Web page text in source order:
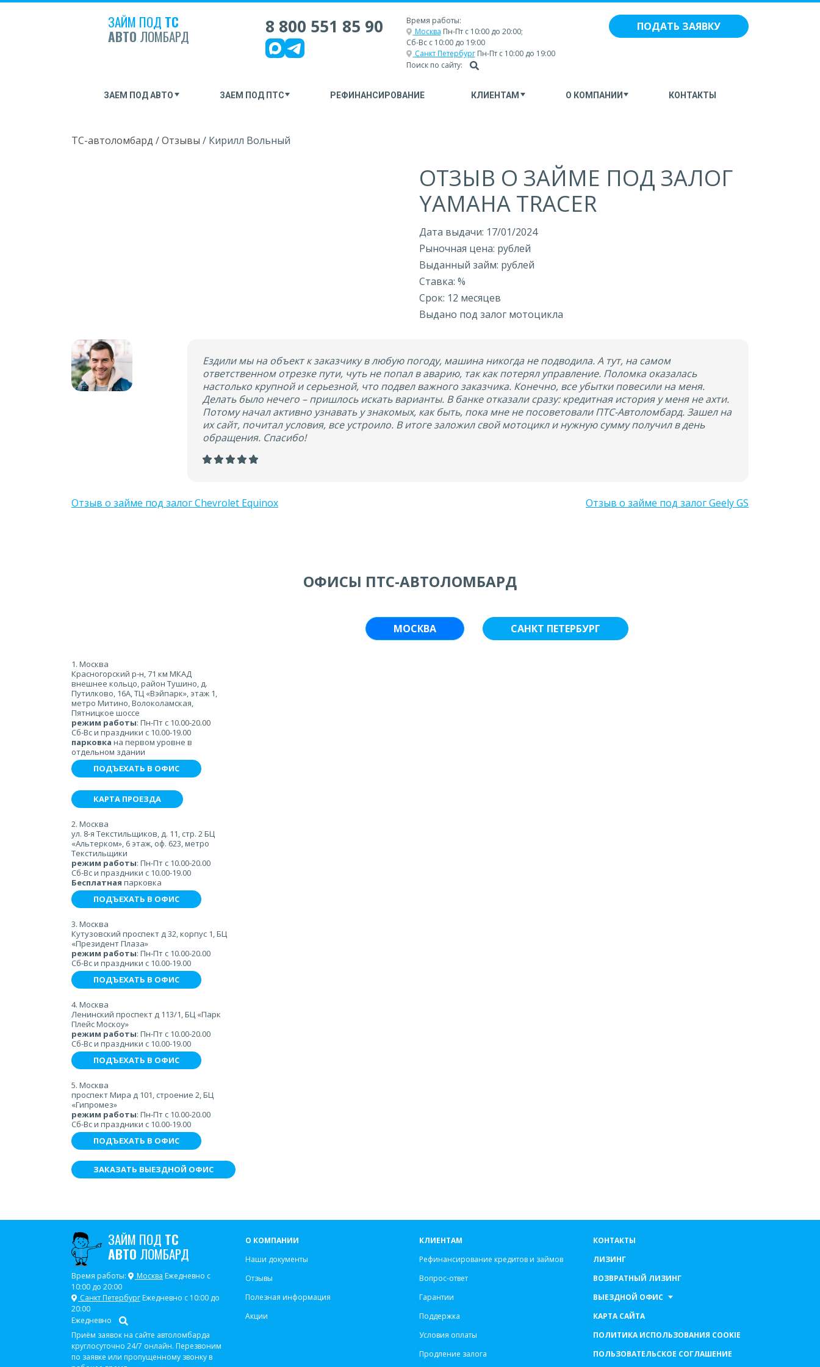
ЗАЙМ ПОД ТС
АВТО ЛОМБАРД 8 800 551 85 90
Время работы:
Москва Пн-Пт с 10:00 до 20:00;
Сб-Вс с 10:00 до 19:00
Санкт ПетербургПн-Пт с 10:00 до 19:00
Поиск по сайту:
ПОДАТЬ ЗАЯВКУ
ЗАЕМ ПОД АВТО ЗАЕМ ПОД ПТС РЕФИНАНСИРОВАНИЕ КЛИЕНТАМ О КОМПАНИИ КОНТАКТЫ
ТС-автоломбард /Отзывы / Кирилл Вольный
ОТЗЫВ О ЗАЙМЕ ПОД ЗАЛОГ
YAMAHA TRACER
Дата выдачи: 17/01/2024
Рыночная цена: рублей
Выданный займ: рублей
Ставка: %
Срок: 12 месяцев
Выдано под залог мотоцикла
Ездили мы на объект к заказчику в любую погоду, машина никогда не подводила. А тут, на самом
ответственном отрезке пути, чуть не попал в аварию, так как потерял управление. Поломка оказалась
настолько крупной и серьезной, что подвел важного заказчика. Конечно, все убытки повесили на меня.
Делать было нечего – пришлось искать варианты. В банке отказали сразу: кредитная история у меня не ахти.
Потому начал активно узнавать у знакомых, как быть, пока мне не посоветовали ПТС-Автоломбард. Зашел на
их сайт, почитал условия, все устроило. В итоге заложил свой мотоцикл и нужную сумму получил в день
обращения. Спасибо!
Отзыв о займе под залог Chevrolet Equinox Отзыв о займе под залог Geely GS
ОФИСЫ ПТС-АВТОЛОМБАРД
МОСКВА САНКТ ПЕТЕРБУРГ
1. Москва
Красногорский р-н, 71 км МКАД
внешнее кольцо, район Тушино, д.
Путилково, 16А, ТЦ «Вэйпарк», этаж 1,
метро Митино, Волоколамская,
Пятницкое шоссе
режим работы: Пн-Пт с 10.00-20.00
Сб-Вс и праздники с 10.00-19.00
парковка на первом уровне в
отдельном здании
ПОДЪЕХАТЬ В ОФИС
КАРТА ПРОЕЗДА
2. Москва
ул. 8-я Текстильщиков, д. 11, стр. 2 БЦ
«Альтерком», 6 этаж, оф. 623, метро
Текстильщики
режим работы: Пн-Пт с 10.00-20.00
Сб-Вс и праздники с 10.00-19.00
Бесплатная парковка
ПОДЪЕХАТЬ В ОФИС
3. Москва
Кутузовский проспект д 32, корпус 1, БЦ
«Президент Плаза»
режим работы: Пн-Пт с 10.00-20.00
Сб-Вс и праздники с 10.00-19.00
ПОДЪЕХАТЬ В ОФИС
4. Москва
Ленинский проспект д 113/1, БЦ «Парк
Плейс Москоу»
режим работы: Пн-Пт с 10.00-20.00
Сб-Вс и праздники с 10.00-19.00
ПОДЪЕХАТЬ В ОФИС
5. Москва
проспект Мира д 101, строение 2, БЦ
«Гипромез»
режим работы: Пн-Пт с 10.00-20.00
Сб-Вс и праздники с 10.00-19.00
ПОДЪЕХАТЬ В ОФИС
ЗАКАЗАТЬ ВЫЕЗДНОЙ ОФИС
ЗАЙМ ПОД ТС
АВТО ЛОМБАРД
Время работы: Москва Ежедневно с
10:00 до 20:00
Санкт Петербург Ежедневно с 10:00 до
20:00
Ежедневно
Приём заявок на сайте автоломбарда
круглосуточно 24/7 онлайн. Перезвоним
по заявке или пропущенному звонку в
О КОМПАНИИ
Наши документы
Отзывы
Полезная информация
Акции
КЛИЕНТАМ
Рефинансирование кредитов и займов
Вопрос-ответ
Гарантии
Поддержка
Условия оплаты
Продление залога
КОНТАКТЫ
ЛИЗИНГ
ВОЗВРАТНЫЙ ЛИЗИНГ
ВЫЕЗДНОЙ ОФИС
КАРТА САЙТА
ПОЛИТИКА ИСПОЛЬЗОВАНИЯ COOKIE
ПОЛЬЗОВАТЕЛЬСКОЕ СОГЛАШЕНИЕ